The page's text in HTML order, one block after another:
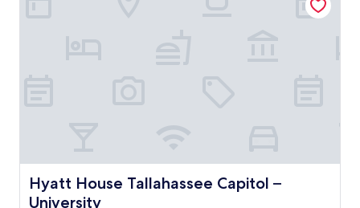
Hyatt House Tallahassee Capitol –
University
Hyatt House Tallahassee Capitol – University